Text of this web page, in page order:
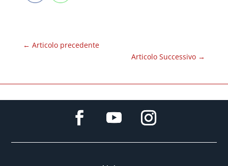
← Articolo precedente
Articolo Successivo →